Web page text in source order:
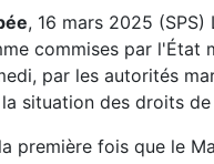
, 16 mars 2025
commises par l'État
par les autorités
situation des droits
première fois que le